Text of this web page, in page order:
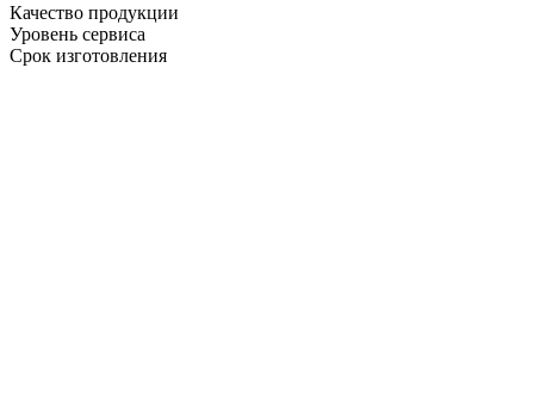
Качество продукции
Уровень сервиса
Срок изготовления